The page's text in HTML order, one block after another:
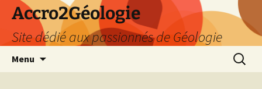
Accro2Géologie
Site dédié aux passionnés de Géologie
Menu